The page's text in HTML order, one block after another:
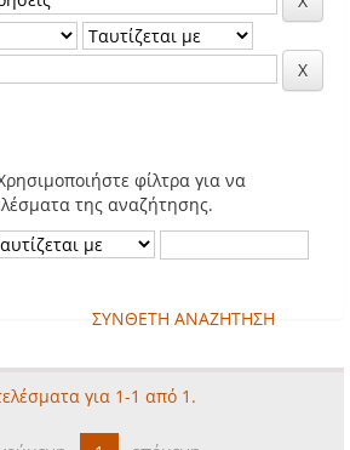
φίλτρα για να
της αναζήτησης.
ΣΥΝΘΕΤΗ ΑΝΑΖΗΤΗΣΗ
για 1-1 από 1.